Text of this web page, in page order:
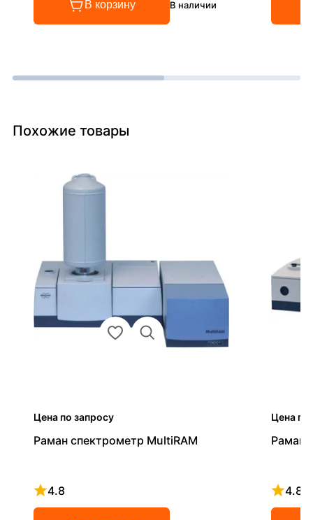
В корзину В наличии
Похожие товары
Цена по запросу
Раман спектрометр MultiRAM
4.8
Рейтинг 4.8 из 5
Цена по
Раман
4.8